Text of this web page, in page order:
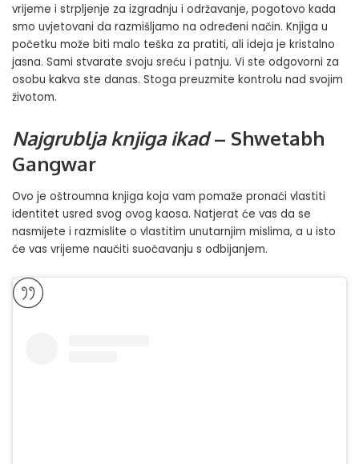
vrijeme i strpljenje za izgradnju i održavanje, pogotovo kada
smo uvjetovani da razmišljamo na određeni način. Knjiga u
početku može biti malo teška za pratiti, ali ideja je kristalno
jasna. Sami stvarate svoju sreću i patnju. Vi ste odgovorni za
osobu kakva ste danas. Stoga preuzmite kontrolu nad svojim
životom.
Najgrublja knjiga ikad– Shwetabh
Gangwar
Ovo je oštroumna knjiga koja vam pomaže pronaći vlastiti
identitet usred svog ovog kaosa. Natjerat će vas da se
nasmijete i razmislite o vlastitim unutarnjim mislima, a u isto
će vas vrijeme naučiti suočavanju s odbijanjem.